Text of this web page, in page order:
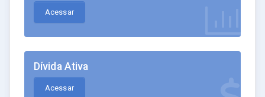
Acessar
Dívida Ativa
Acessar